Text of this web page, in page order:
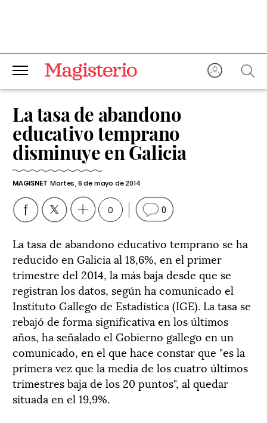
La tasa de abandono
educativo temprano
disminuye en Galicia
MAGISNET Martes, 6 de mayo de 2014
0 0
La tasa de abandono educativo temprano se ha
reducido en Galicia al 18,6%, en el primer
trimestre del 2014, la más baja desde que se
registran los datos, según ha comunicado el
Instituto Gallego de Estadística (IGE). La tasa se
rebajó de forma significativa en los últimos
años, ha señalado el Gobierno gallego en un
comunicado, en el que hace constar que "es la
primera vez que la media de los cuatro últimos
trimestres baja de los 20 puntos", al quedar
situada en el 19,9%.